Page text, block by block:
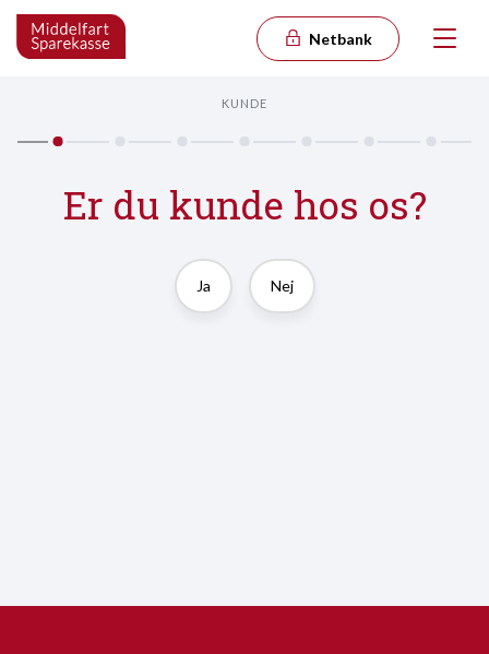
Netbank
KUNDE
Er du kunde hos os?
Ja Nej